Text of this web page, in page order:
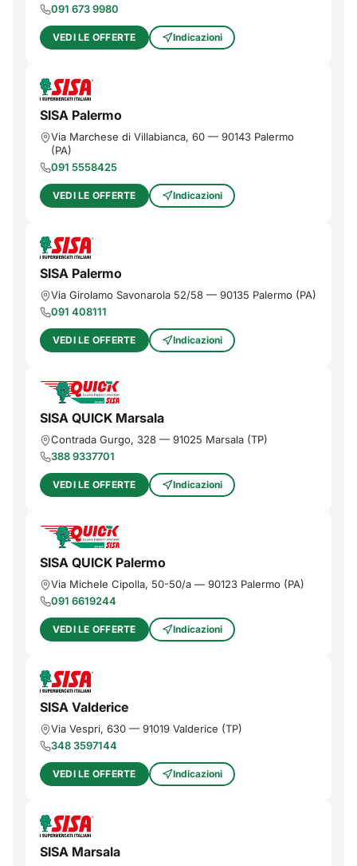
091 673 9980
VEDI LE OFFERTE Indicazioni
SISA Palermo
Via Marchese di Villabianca, 60 — 90143 Palermo
(PA)
091 5558425
VEDI LE OFFERTE Indicazioni
SISA Palermo
Via Girolamo Savonarola 52/58 — 90135 Palermo (PA)
091 408111
VEDI LE OFFERTE Indicazioni
SISA QUICK Marsala
Contrada Gurgo, 328 — 91025 Marsala (TP)
388 9337701
VEDI LE OFFERTE Indicazioni
SISA QUICK Palermo
Via Michele Cipolla, 50-50/a — 90123 Palermo (PA)
091 6619244
VEDI LE OFFERTE Indicazioni
SISA Valderice
Via Vespri, 630 — 91019 Valderice (TP)
348 3597144
VEDI LE OFFERTE Indicazioni
SISA Marsala